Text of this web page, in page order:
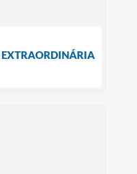
EXTRAORDINÁRIA